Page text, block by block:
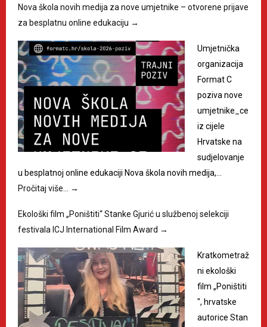
Nova škola novih medija za nove umjetnike – otvorene prijave
za besplatnu online edukaciju →
Umjetnička
organizacija
Format C
poziva nove
umjetnike_ce
iz cijele
Hrvatske na
sudjelovanje
u besplatnoj online edukaciji Nova škola novih medija,…
Pročitaj više…
→
Ekološki film „Poništiti“ Stanke Gjurić u službenoj selekciji
festivala ICJ International Film Award →
Kratkometraž
ni ekološki
film „Poništiti
", hrvatske
autorice Stan